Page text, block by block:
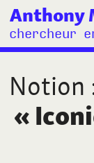
Anthony
chercheur
Notion
«